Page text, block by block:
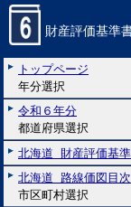
財産評価基準
トップページ
年分選択
令和６年分
都道府県選択
北海道 財産評価基
北海道 路線価図目次
市区町村選択